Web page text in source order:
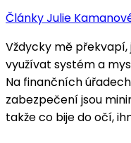
Články Julie
Vždycky mě
využívat systém a
Na finančních
zabezpečení jsou
takže co bije do očí,